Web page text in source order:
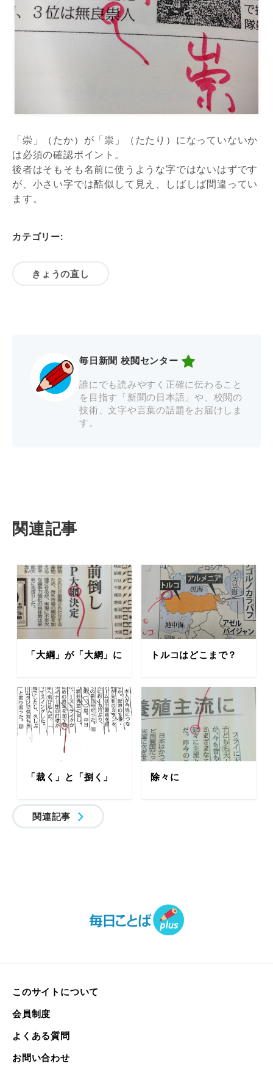
「崇」（たか）が「祟」（たたり）になっていないか
は必須の確認ポイント。
後者はそもそも名前に使うような字ではないはずです
が、小さい字では酷似して見え、しばしば間違ってい
ます。
カテゴリー:
きょうの直し
毎日新聞 校閲センター
誰にでも読みやすく正確に伝わること
を目指す「新聞の日本語」や、校閲の
技術、文字や言葉の話題をお届けしま
す。
関連記事
「大綱」が「大網」に トルコはどこまで？
「裁く」と「捌く」 除々に
関連記事
このサイトについて
会員制度
よくある質問
お問い合わせ